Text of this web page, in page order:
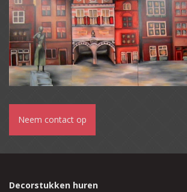
Neem contact op
Decorstukken huren